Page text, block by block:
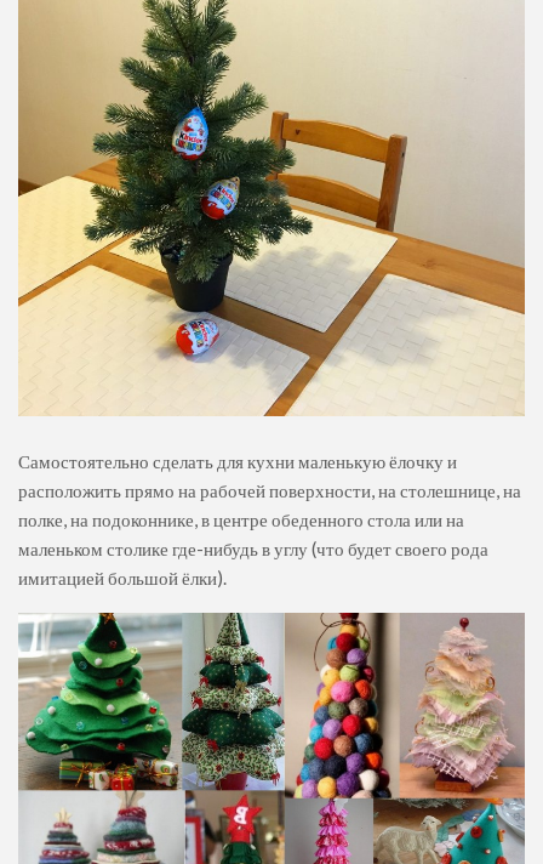
Самостоятельно сделать для кухни маленькую ёлочку и
расположить прямо на рабочей поверхности, на столешнице, на
полке, на подоконнике, в центре обеденного стола или на
маленьком столике где-нибудь в углу (что будет своего рода
имитацией большой ёлки).